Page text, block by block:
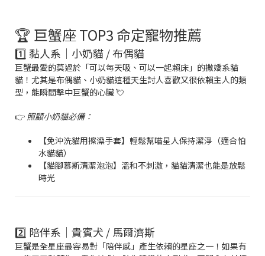
🏆 巨蟹座 TOP3 命定寵物推薦
1️⃣ 黏人系｜小奶貓 / 布偶貓
巨蟹最愛的莫過於「可以每天吸、可以一起賴床」的撒嬌系貓
貓！尤其是布偶貓、小奶貓這種天生討人喜歡又很依賴主人的類
型，能瞬間擊中巨蟹的心臟 💘
👉 照顧小奶貓必備：
【免沖洗貓用擦澡手套】輕鬆幫喵星人保持潔淨（適合怕
水貓貓）
【貓腳慕斯清潔泡泡】溫和不刺激，貓貓清潔也能是放鬆
時光
2️⃣ 陪伴系｜貴賓犬 / 馬爾濟斯
巨蟹是全星座最容易對「陪伴感」產生依賴的星座之一！如果有